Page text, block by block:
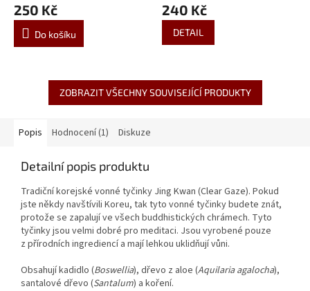
250 Kč
Do košíku
240 Kč
DETAIL
ZOBRAZIT VŠECHNY SOUVISEJÍCÍ PRODUKTY
Popis Hodnocení (1) Diskuze
Detailní popis produktu
Tradiční korejské vonné tyčinky Jing Kwan (Clear Gaze). Pokud
jste někdy navštívili Koreu, tak tyto vonné tyčinky budete znát,
protože se zapalují ve všech buddhistických chrámech. Tyto
tyčinky jsou velmi dobré pro meditaci. Jsou vyrobené pouze
z přírodních ingrediencí a mají lehkou uklidňují vůni.
Obsahují kadidlo (Boswellia), dřevo z aloe (Aquilaria agalocha),
santalové dřevo (Santalum) a koření.